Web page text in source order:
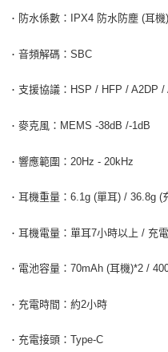
． 防水係數：IPX4 防水防塵 (耳機)
． 音頻解碼：SBC
． 支援協議：HSP / HFP / A2DP /
． 麥克風：MEMS -38dB /-1dB
． 響應範圍：20Hz - 20kHz
． 耳機重量：6.1g (單耳) / 36.8g (
． 耳機電量：單耳7小時以上 / 充
． 電池容量：70mAh (耳機)*2 /
． 充電時間：約2小時
． 充電接頭：Type-C